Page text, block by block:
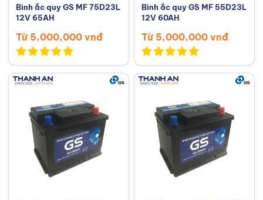
Bình ắc quy GS MF 75D23L
12V 65AH
Từ 5,000,000 vnđ
Bình ắc quy GS MF 55D23L
12V 60AH
Từ 5,000,000 vnđ